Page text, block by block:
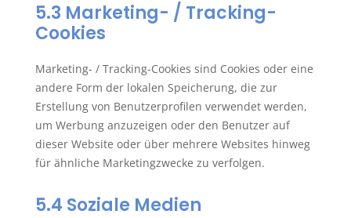
5.3 Marketing- / Tracking-
Cookies
Marketing- / Tracking-Cookies sind Cookies oder eine
andere Form der lokalen Speicherung, die zur
Erstellung von Benutzerprofilen verwendet werden,
um Werbung anzuzeigen oder den Benutzer auf
dieser Website oder über mehrere Websites hinweg
für ähnliche Marketingzwecke zu verfolgen.
5.4 Soziale Medien